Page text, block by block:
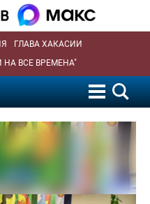
ГЛАВА ХАКАСИИ
НА ВСЕ ВРЕМЕНА"